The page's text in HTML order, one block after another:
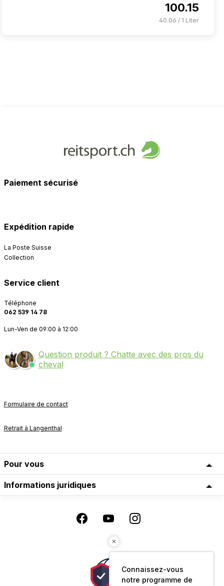
100.15
40.06 / 1 Liter
Paiement sécurisé
Expédition rapide
La Poste Suisse
Collection
Service client
Téléphone
062 539 14 78
Lun-Ven de 09:00 à 12:00
Question produit ? Chatte avec des pros du
cheval
Formulaire de contact
Retrait à Langenthal
Pour vous
Informations juridiques
Connaissez-vous
notre programme de